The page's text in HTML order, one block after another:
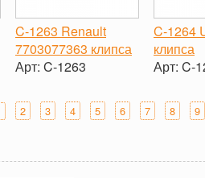
C-1263 Renault
7703077363 клипса
Арт: C-1263
+
C-1264
клипса
Арт: C-
-
2 3 4 5 6 7 8 9